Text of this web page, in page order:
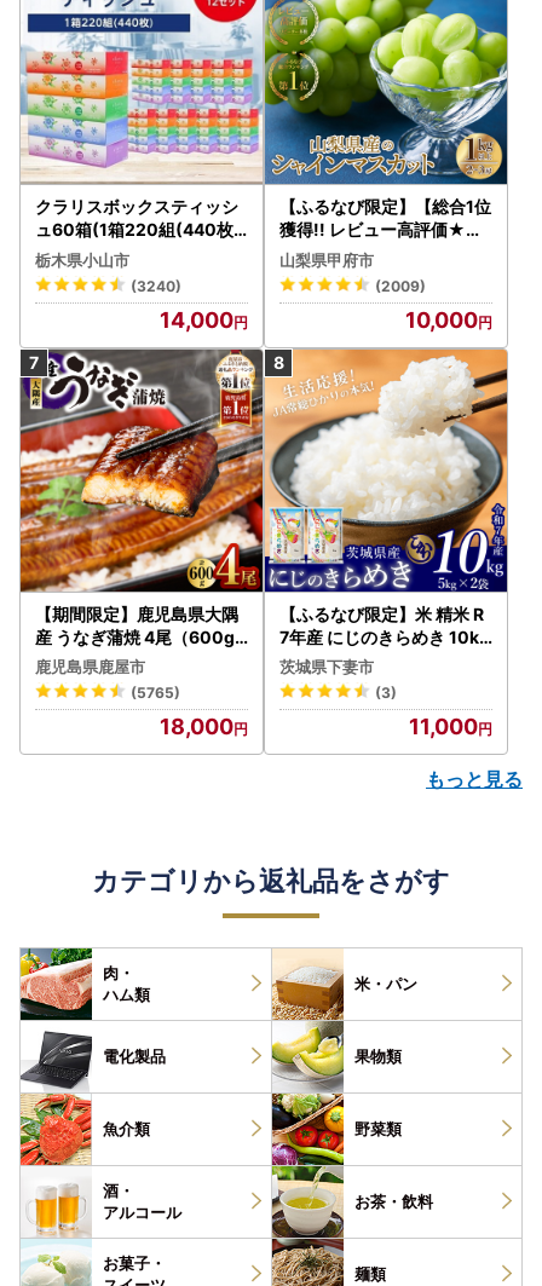
クラリスボックスティッシ
ュ60箱(1箱220組(440枚))
(5個入り×12セット)【配送
不可地域：離島・沖縄県】
【1256759】
栃木県小山市
(3240)
14,000
【ふるなび限定】【総合1位
獲得!! レビュー高評価★】
〈2026年度配送分〉山梨
県産 シャインマスカット 2
～3房（1.0kg以上）シャイ
ン フルーツ FN-Limited-S
P
山梨県甲府市
(2009)
10,000
【期間限定】鹿児島県大隅
産 うなぎ蒲焼 4尾（600g
） KN007-004-04-cp18
うなぎ 鰻 魚 惣菜 総菜
鹿児島県鹿屋市
(5765)
18,000
【ふるなび限定】米 精米 R
7年産 にじのきらめき 10kg
10月 FN-Limited-PR
茨城県下妻市
(3)
11,000
もっと見る
カテゴリから返礼品をさがす
肉・
ハム類
米・パン
電化製品 果物類
魚介類 野菜類
酒・
アルコール
お茶・ 飲料
お菓子・
麺類